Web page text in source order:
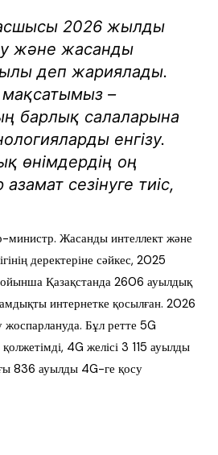
2026 жылды
және жасанды
деп жариялады.
мақсатымыз –
барлық салаларына
енгізу.
өнімдердің оң
сезінуге тиіс,
министр. Жасанды интеллект және
деректеріне сәйкес, 2025
Қазақстанда 2606 ауылдық
интернетке қосылған. 2026
Бұл ретте 5G
4G желісі 3 115 ауылды
836 ауылды 4G-ге қосу